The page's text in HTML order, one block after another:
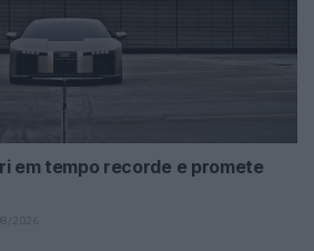
em tempo recorde e promete